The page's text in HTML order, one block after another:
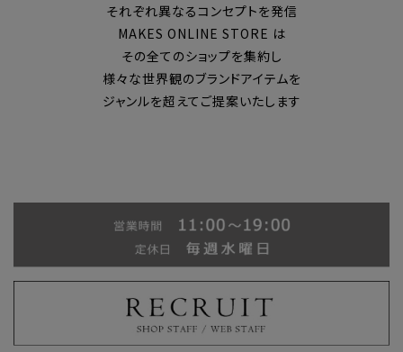
それぞれ異なるコンセプトを発信
MAKES ONLINE STORE は
その全てのショップを集約し
様々な世界観のブランドアイテムを
ジャンルを超えてご提案いたします